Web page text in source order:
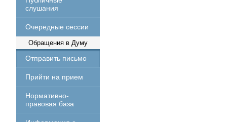
слушания
Очередные сессии
Обращения в Думу
Отправить письмо
Прийти на прием
Нормативно-
правовая база